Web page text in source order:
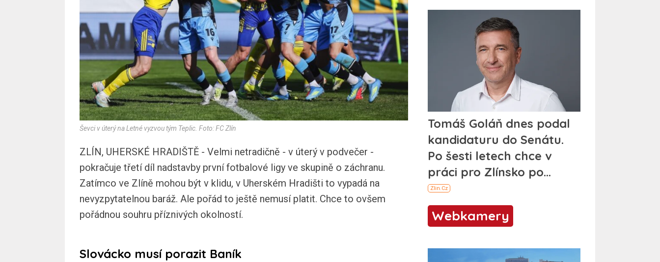
Ševci v úterý na Letné vyzvou tým Teplic. Foto: FC Zlín
ZLÍN, UHERSKÉ HRADIŠTĚ - Velmi netradičně - v úterý v podvečer -
pokračuje třetí díl nadstavby první fotbalové ligy ve skupině o záchranu.
Zatímco ve Zlíně mohou být v klidu, v Uherském Hradišti to vypadá na
nevyzpytatelnou baráž. Ale pořád to ještě nemusí platit. Chce to ovšem
pořádnou souhru příznivých okolností.
Slovácko musí porazit Baník
Webkamery